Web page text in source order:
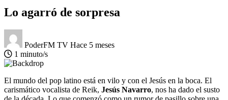
Lo agarró de sorpresa
PoderFM TV Hace 5 meses
1 minuto/s
El mundo del pop latino está en vilo y con el Jesús en la boca. El
carismático vocalista de Reik, Jesús Navarro, nos ha dado el susto